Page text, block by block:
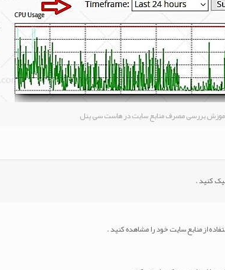
بررسی مصرف منابع سایت در هاست سی پنل
کنید .
از منابع سایت خود را مشاهده کنید .